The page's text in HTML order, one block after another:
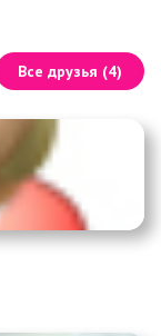
Все друзья (4)